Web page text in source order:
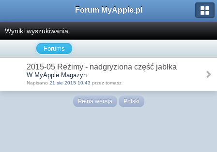
Forum MyApple.pl
Wyniki wyszukiwania
Forums
2015-05 Reżimy - nadgryziona część jabłka
W MyApple Magazyn
Napisano 21 sie 2015 10:43 przez tomasz
Pełna wersja Polski